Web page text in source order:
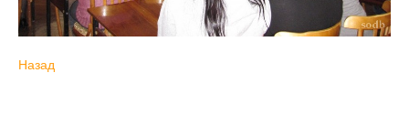
Назад